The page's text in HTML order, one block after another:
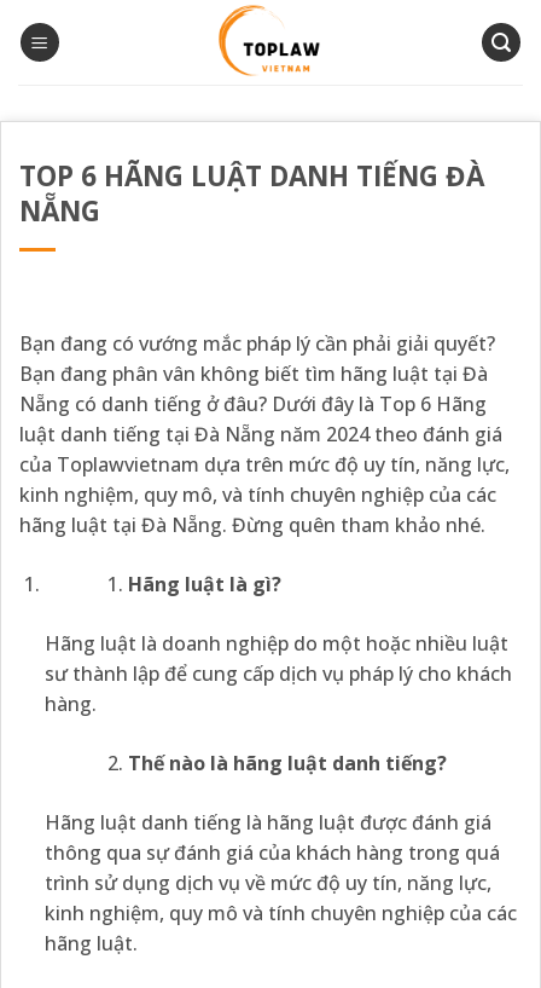
qua
TOP 6 HÃNG LUẬT DANH TIẾNG ĐÀ
NẴNG
Bạn đang có vướng mắc pháp lý cần phải giải quyết?
Bạn đang phân vân không biết tìm hãng luật tại Đà
Nẵng có danh tiếng ở đâu? Dưới đây là Top 6 Hãng
luật danh tiếng tại Đà Nẵng năm 2024 theo đánh giá
của Toplawvietnam dựa trên mức độ uy tín, năng lực,
kinh nghiệm, quy mô, và tính chuyên nghiệp của các
hãng luật tại Đà Nẵng. Đừng quên tham khảo nhé.
Hãng luật là gì?
Hãng luật là doanh nghiệp do một hoặc nhiều luật
sư thành lập để cung cấp dịch vụ pháp lý cho khách
hàng.
Thế nào là hãng luật danh tiếng?
Hãng luật danh tiếng là hãng luật được đánh giá
thông qua sự đánh giá của khách hàng trong quá
trình sử dụng dịch vụ về mức độ uy tín, năng lực,
kinh nghiệm, quy mô và tính chuyên nghiệp của các
hãng luật.